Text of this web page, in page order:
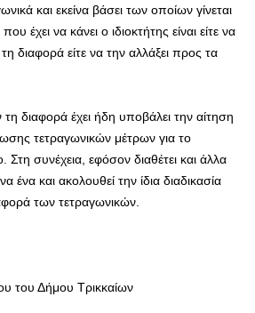
και εκείνα βάσει των οποίων γίνεται
έχει να κάνει ο ιδιοκτήτης είναι είτε να
διαφορά είτε να την αλλάξει προς τα
διαφορά έχει ήδη υποβάλει την αίτηση
τετραγωνικών μέτρων για το
Στη συνέχεια, εφόσον διαθέτει και άλλα
ένα και ακολουθεί την ίδια διαδικασία
των τετραγωνικών.
του Δήμου Τρικκαίων